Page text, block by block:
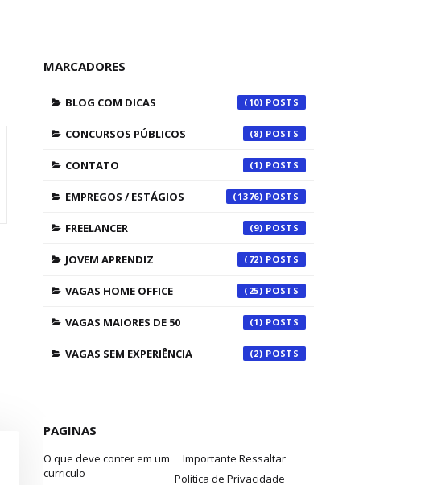
MARCADORES
BLOG COM DICAS (10)
CONCURSOS PÚBLICOS (8)
CONTATO (1)
EMPREGOS / ESTÁGIOS (1376)
FREELANCER (9)
JOVEM APRENDIZ (72)
VAGAS HOME OFFICE (25)
VAGAS MAIORES DE 50 (1)
VAGAS SEM EXPERIÊNCIA (2)
PAGINAS
O que deve conter em um
curriculo
Importante Ressaltar
Politica de Privacidade